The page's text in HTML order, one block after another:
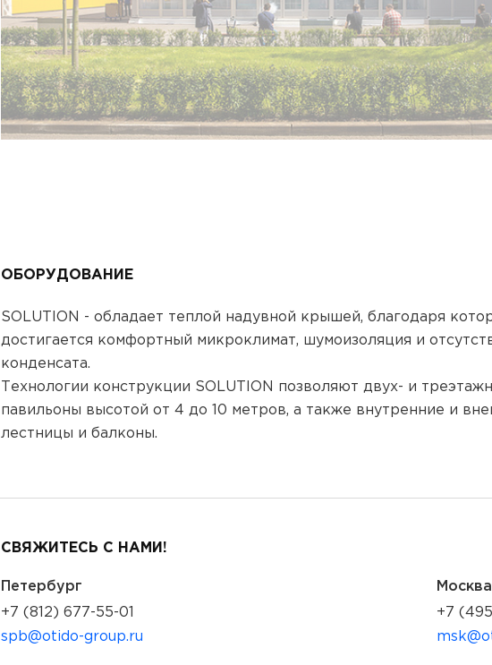
ОБОРУДОВАНИЕ
SOLUTION - обладает теплой надувной крышей, благодаря
достигается комфортный микроклимат, шумоизоляция и
конденсата.
Технологии конструкции SOLUTION позволяют двух- и
павильоны высотой от 4 до 10 метров, а также внутренние и
лестницы и балконы.
СВЯЖИТЕСЬ С НАМИ!
Петербург
+7 (812) 677-55-01
spb@otido-group.ru
Москва
+7